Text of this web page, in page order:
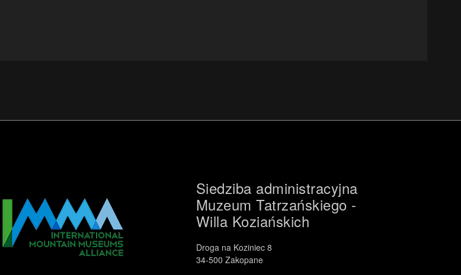
Siedziba administracyjna
Muzeum Tatrzańskiego -
Willa Koziańskich
Droga na Koziniec 8
34-500 Zakopane